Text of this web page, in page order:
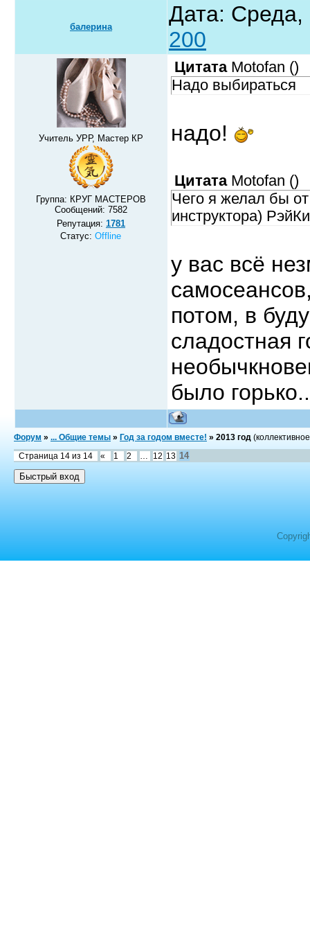
балерина
Дата:
200
Учитель УРР, Мастер КР
Группа: КРУГ МАСТЕРОВ
Сообщений: 7582
Репутация: 1781
Статус:Offline
Цитата Motofan ()
Надо выбираться
надо!
Цитата Motofan ()
Чего я желал бы
инструктора)
у вас всё
потом, в
сладостная
было
Форум » ... Общие темы » Год за годом вместе! » 2013 год
Страница 14 из 14 « 1 2 12 13 14